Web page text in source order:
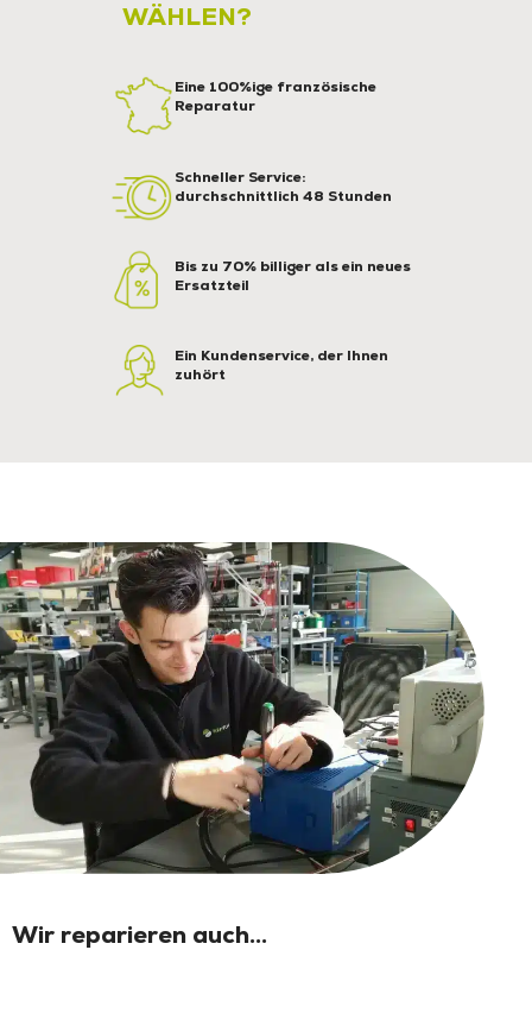
WÄHLEN?
Eine 100%ige französische
Reparatur
Schneller Service:
durchschnittlich 48 Stunden
Bis zu 70% billiger als ein neues
Ersatzteil
Ein Kundenservice, der Ihnen
zuhört
Wir reparieren auch...